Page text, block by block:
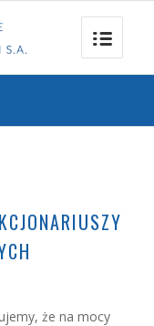
że na mocy